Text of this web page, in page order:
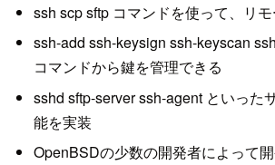
ssh scp sftp コマンドを使って、リ
ssh-add ssh-keysign ssh-keyscan
コマンドから鍵を管理できる
sshd sftp-server ssh-agent といった
能を実装
OpenBSDの少数の開発者によって開